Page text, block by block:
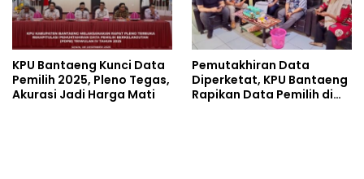
KPU Bantaeng Kunci Data
Pemilih 2025, Pleno Tegas,
Akurasi Jadi Harga Mati
Pemutakhiran Data
Diperketat, KPU Bantaeng
Rapikan Data Pemilih di